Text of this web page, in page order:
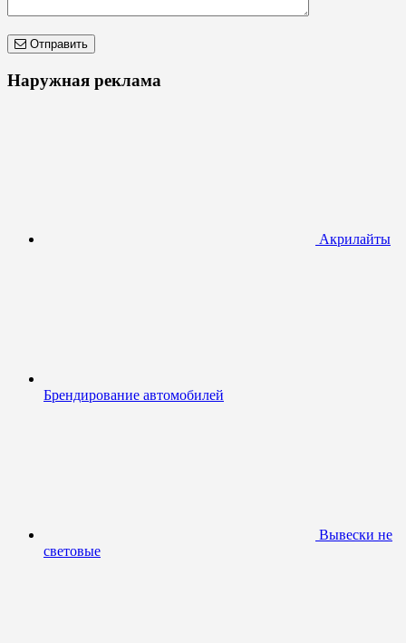
Отправить
Наружная реклама
Акрилайты
Брендирование автомобилей
Вывески не
световые